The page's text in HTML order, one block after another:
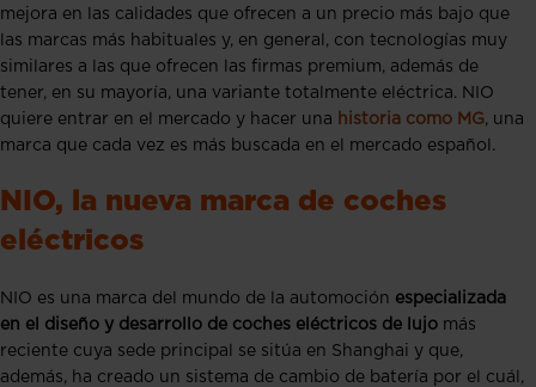
mejora en las calidades que ofrecen a un precio más bajo que
las marcas más habituales y, en general, con tecnologías muy
similares a las que ofrecen las firmas premium, además de
tener, en su mayoría, una variante totalmente eléctrica. NIO
quiere entrar en el mercado y hacer una historia como MG, una
marca que cada vez es más buscada en el mercado español.
NIO, la nueva marca de coches
eléctricos
NIO es una marca del mundo de la automoción especializada
en el diseño y desarrollo de coches eléctricos de lujo más
reciente cuya sede principal se sitúa en Shanghai y que,
además, ha creado un sistema de cambio de batería por el cuál,